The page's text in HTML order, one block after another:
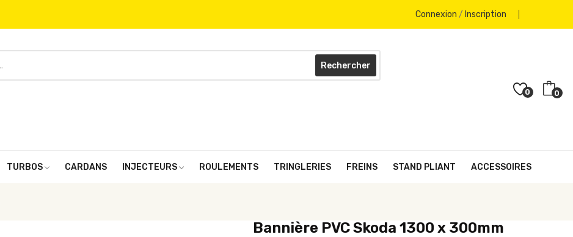
Connexion / Inscription
Rechercher
0 0
TURBOS CARDANS INJECTEURS ROULEMENTS TRINGLERIES FREINS STAND PLIANT ACCESSOIRES
Bannière PVC Skoda 1300 x 300mm